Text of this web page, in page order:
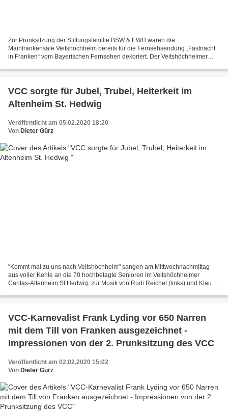
Zur Prunksitzung der Stiftungsfamilie BSW & EWH waren die
Mainfrankensäle Veitshöchheim bereits für die Fernsehsendung „Fastnacht
in Franken“ vom Bayerischen Fernsehen dekoriert. Der Veitshöchheimer
VCC sorgte für Jubel, Trubel, Heiterkeit im
Altenheim St. Hedwig
Veröffentlicht am 05.02.2020 18:20
Von Dieter Gürz
"Kommt mal zu uns nach Veitshöchheim" sangen am Mittwochnachmittag
aus voller Kehle an die 70 hochbetagte Senioren im Veitshöchheimer
Caritas-Altenheim St Hedwig, zur Musik von Rudi Reichel (links) und Klaus
VCC-Karnevalist Frank Lyding vor 650 Narren
mit dem Till von Franken ausgezeichnet -
Impressionen von der 2. Prunksitzung des VCC
Veröffentlicht am 02.02.2020 15:02
Von Dieter Gürz